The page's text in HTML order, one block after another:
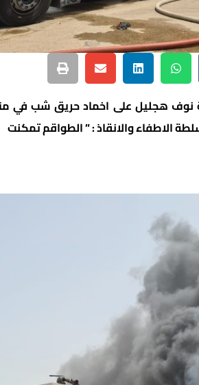
هجليل على اخماد حريق شب في
الاطفاء والانقاذ : ” الطواقم تمكنت